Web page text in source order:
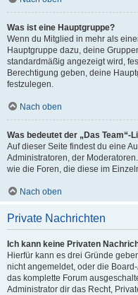
Was ist eine Hauptgruppe?
Wenn du Mitglied in mehr als
Hauptgruppe dazu, deine
standardmäßig angezeigt wird,
Berechtigung geben, deine
festzulegen.
Nach oben
Was bedeutet der „Das Team“-
Auf dieser Seite findest du eine
Administratoren, der
wie die Foren, die diese im
Nach oben
Private Nachrichten
Ich kann keine Privaten
Hierfür kann es drei Gründe
nicht angemeldet, oder die
das komplette Forum
Administrator dir das Recht,